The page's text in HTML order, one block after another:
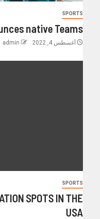
SPORTS
native Teams
أغسطس 4, 2022 admin
SPORTS
SPOTS IN THE
USA